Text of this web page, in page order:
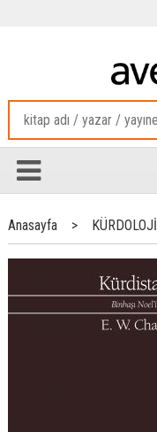
Anasayfa > KÜRDOLOJİ